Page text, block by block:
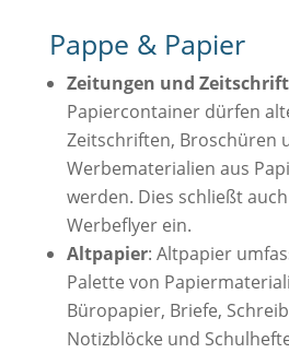
Pappe & Papier
Zeitungen und
Papiercontainer dürfen
Zeitschriften, Broschüren
Werbematerialien aus
werden. Dies schließt
Werbeflyer ein.
Altpapier: Altpapier
Palette von
Büropapier, Briefe,
Notizblöcke und